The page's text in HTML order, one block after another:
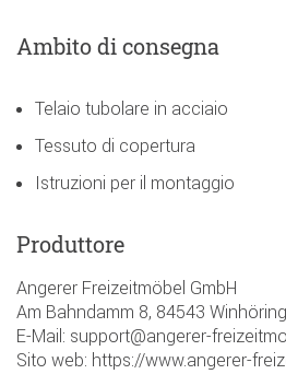
Ambito di consegna
Telaio tubolare in acciaio
Tessuto di copertura
Istruzioni per il montaggio
Produttore
Angerer Freizeitmöbel GmbH
Am Bahndamm 8, 84543
E-Mail: support@angerer-
Sito web: https://www.angerer-